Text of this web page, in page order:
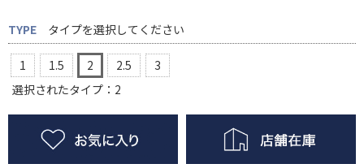
TYPE タイプを選択してください
1 1.5 2 2.5
3
選択されたタイプ：2